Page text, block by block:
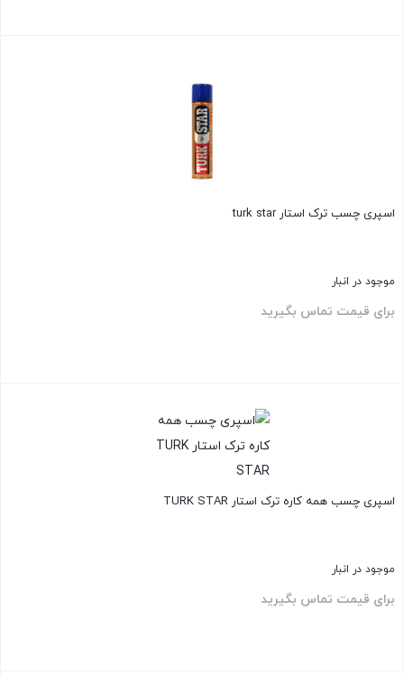
اسپری چسب ترک استار turk star
موجود در انبار
برای قیمت تماس بگیرید
اسپری چسب همه کاره ترک استار TURK STAR
موجود در انبار
برای قیمت تماس بگیرید